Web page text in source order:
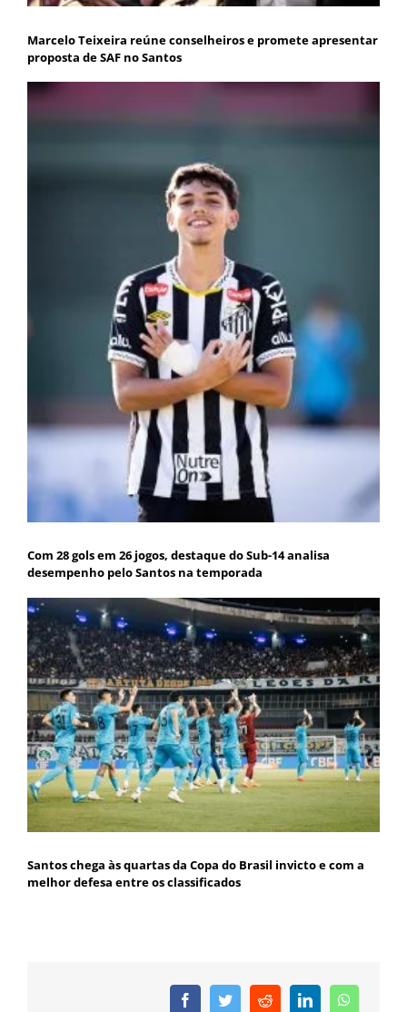
Marcelo Teixeira reúne conselheiros e promete apresentar
proposta de SAF no Santos
Com 28 gols em 26 jogos, destaque do Sub-14 analisa
desempenho pelo Santos na temporada
Santos chega às quartas da Copa do Brasil invicto e com a
melhor defesa entre os classificados
FacebookTwitterRedditLinkedIn